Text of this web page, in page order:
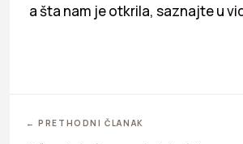
a šta nam je otkrila, saznajte u
← PRETHODNI ČLANAK